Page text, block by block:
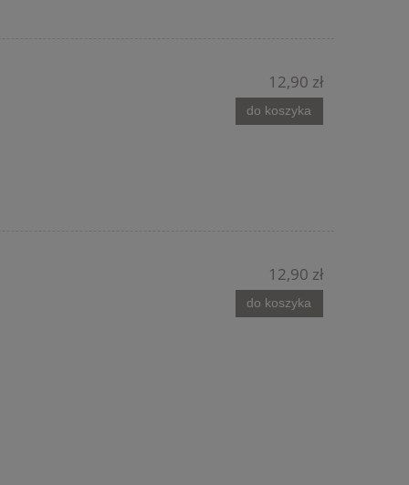
12,90 zł
do koszyka
12,90 zł
do koszyka